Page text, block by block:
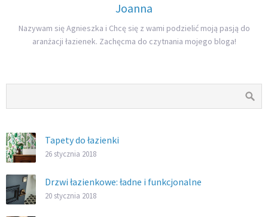
Joanna
Nazywam się Agnieszka i Chcę się z wami podzielić moją pasją do
aranżacji łazienek. Zachęcma do czytnania mojego bloga!
Tapety do łazienki
26 stycznia 2018
Drzwi łazienkowe: ładne i funkcjonalne
20 stycznia 2018